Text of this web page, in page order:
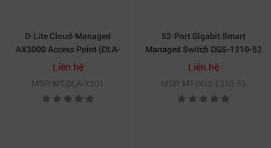
D-Lite Cloud-Managed
AX3000 Access Point (DLA-
X301)
Liên hệ
MSP: MT-DLA-X301
52-Port Gigabit Smart
Managed Switch DGS-1210-52
Liên hệ
MSP: MT-DGS-1210-52